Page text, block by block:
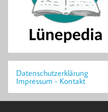
Datenschutzerklärung
Impressum - Kontakt